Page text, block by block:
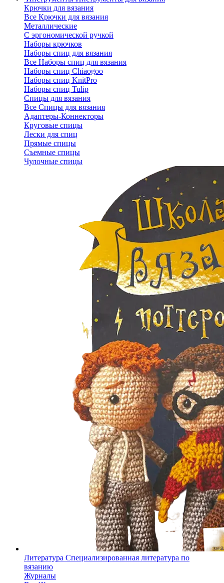
Крючки для вязания
Все Крючки для вязания
Металлические
С эргономической ручкой
Наборы крючков
Наборы спиц для вязания
Все Наборы спиц для вязания
Наборы спиц Chiaogoo
Наборы спиц KnitPro
Наборы спиц Tulip
Спицы для вязания
Все Спицы для вязания
Адаптеры-Коннекторы
Круговые спицы
Лески для спиц
Прямые спицы
Съемные спицы
Чулочные спицы
Литература Специализированная литература по
вязанию
Журналы